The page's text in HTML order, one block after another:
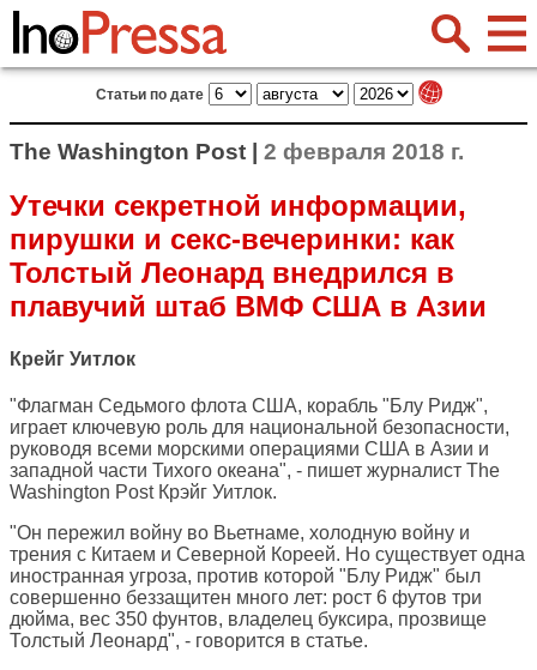
Статьи по дате
The Washington Post | 2 февраля 2018 г.
Утечки секретной информации,
пирушки и секс-вечеринки: как
Толстый Леонард внедрился в
плавучий штаб ВМФ США в Азии
Крейг Уитлок
"Флагман Седьмого флота США, корабль "Блу Ридж",
играет ключевую роль для национальной безопасности,
руководя всеми морскими операциями США в Азии и
западной части Тихого океана", - пишет журналист The
Washington PostКрэйг Уитлок.
"Он пережил войну во Вьетнаме, холодную войну и
трения с Китаем и Северной Кореей. Но существует одна
иностранная угроза, против которой "Блу Ридж" был
совершенно беззащитен много лет: рост 6 футов три
дюйма, вес 350 фунтов, владелец буксира, прозвище
Толстый Леонард", - говорится в статье.